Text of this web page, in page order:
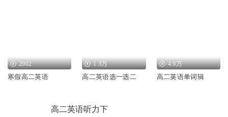
2002
寒假高二英语
1.3万
高二英语选一选二
4.9万
高二英语单词辑
高二英语听力下